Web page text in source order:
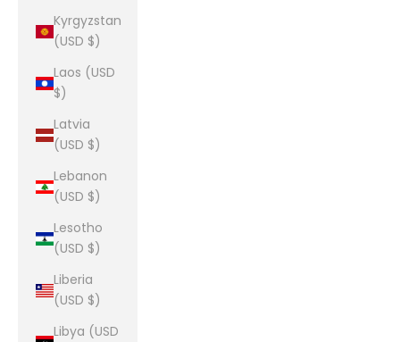
Kyrgyzstan
(USD $)
Laos (USD
$)
Latvia
(USD $)
Lebanon
(USD $)
Lesotho
(USD $)
Liberia
(USD $)
Libya (USD